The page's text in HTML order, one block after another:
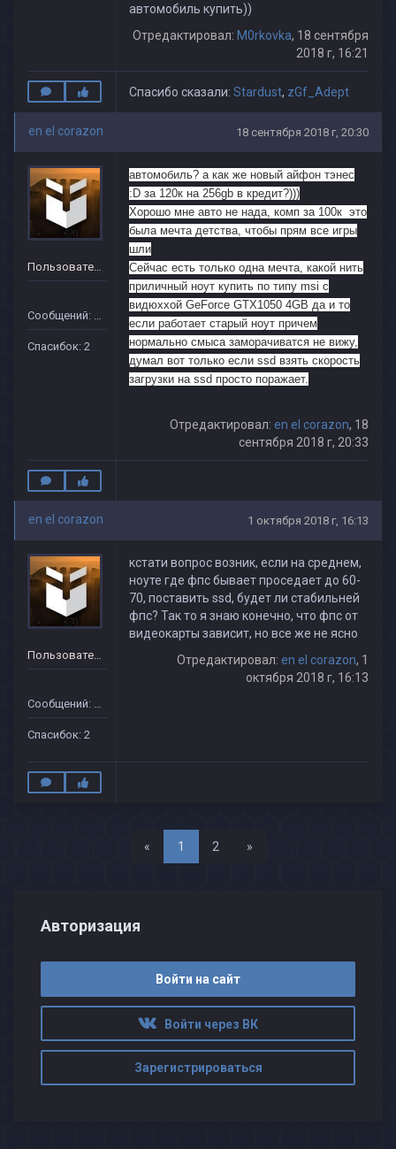
автомобиль купить))
Отредактировал: M0rkovka, 18 сентября
2018 г, 16:21
Спасибо сказали: Stardust, zGf_Adept
en el corazon 18 сентября 2018 г, 20:30
Пользователь
Сообщений: 21
Спасибок: 2
автомобиль? а как же новый айфон тэнес
:D за 120к на 256gb в кредит?)))
Хорошо мне авто не нада, комп за 100к это
была мечта детства, чтобы прям все игры
шли
Сейчас есть только одна мечта, какой нить
приличный ноут купить по типу msi c
видюххой GeForce GTX1050 4GB да и то
если работает старый ноут причем
нормально смыса заморачиватся не вижу,
думал вот только если ssd взять скорость
загрузки на ssd просто поражает.
Отредактировал: en el corazon, 18
сентября 2018 г, 20:33
en el corazon 1 октября 2018 г, 16:13
Пользователь
Сообщений: 21
Спасибок: 2
кстати вопрос возник, если на среднем,
ноуте где фпс бывает проседает до 60-
70, поставить ssd, будет ли стабильней
фпс? Так то я знаю конечно, что фпс от
видеокарты зависит, но все же не ясно
Отредактировал: en el corazon, 1
октября 2018 г, 16:13
«Назад
1 2 »Вперед
Авторизация
Войти на сайт
Войти через ВК
Зарегистрироваться